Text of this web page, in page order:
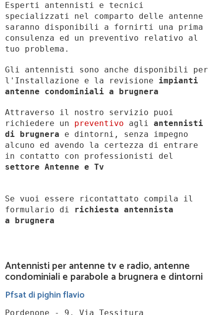
Esperti antennisti e tecnici
specializzati nel comparto delle antenne
saranno disponibili a fornirti una prima
consulenza ed un preventivo relativo al
tuo problema.
Gli antennisti sono anche disponibili per
l'Installazione e la revisione impianti
antenne condominiali a brugnera
Attraverso il nostro servizio puoi
richiedere un preventivo agli antennisti
di brugnera e dintorni, senza impegno
alcuno ed avendo la certezza di entrare
in contatto con professionisti del
settore Antenne e Tv
Se vuoi essere ricontattato compila il
formulario di
richiesta antennista
a
brugnera
Antennisti per antenne tv e radio, antenne
condominiali e parabole a brugnera e dintorni
Pfsat di pighin flavio
Pordenone - 9, Via Tessitura